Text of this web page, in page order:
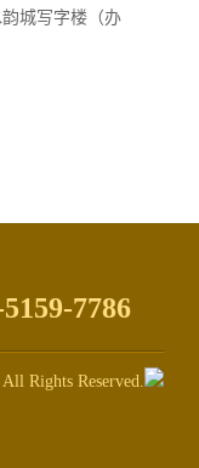
城写字楼（办
7786
Rights Reserved.